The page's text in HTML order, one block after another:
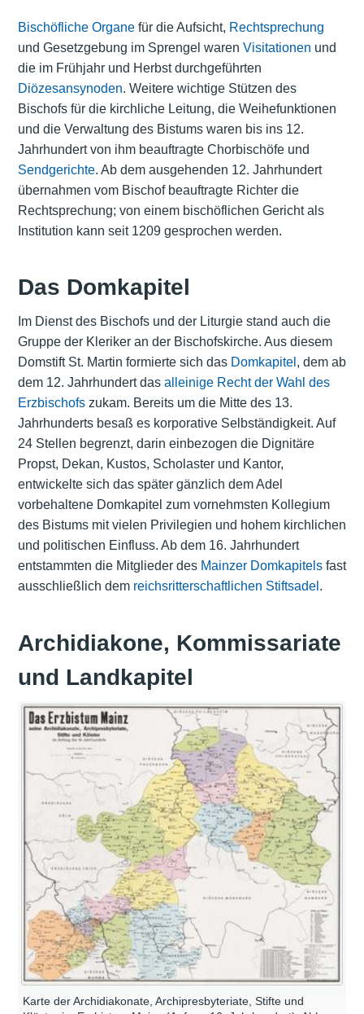
Bischöfliche Organefür die Aufsicht, Rechtsprechung
und Gesetzgebung im Sprengel waren Visitationen und
die im Frühjahr und Herbst durchgeführten
Diözesansynoden. Weitere wichtige Stützen des
Bischofs für die kirchliche Leitung, die Weihefunktionen
und die Verwaltung des Bistums waren bis ins 12.
Jahrhundert von ihm beauftragte Chorbischöfe und
Sendgerichte. Ab dem ausgehenden 12. Jahrhundert
übernahmen vom Bischof beauftragte Richter die
Rechtsprechung; von einem bischöflichen Gericht als
Institution kann seit 1209 gesprochen werden.
Das Domkapitel
Im Dienst des Bischofs und der Liturgie stand auch die
Gruppe der Kleriker an der Bischofskirche. Aus diesem
Domstift St. Martin formierte sich das Domkapitel , dem ab
dem 12. Jahrhundert das alleinige Recht der Wahl des
Erzbischofszukam. Bereits um die Mitte des 13.
Jahrhunderts besaß es korporative Selbständigkeit. Auf
24 Stellen begrenzt, darin einbezogen die Dignitäre
Propst, Dekan, Kustos, Scholaster und Kantor,
entwickelte sich das später gänzlich dem Adel
vorbehaltene Domkapitel zum vornehmsten Kollegium
des Bistums mit vielen Privilegien und hohem kirchlichen
und politischen Einfluss. Ab dem 16. Jahrhundert
entstammten die Mitglieder des Mainzer Domkapitelsfast
ausschließlich dem reichsritterschaftlichen Stiftsadel .
Archidiakone, Kommissariate
und Landkapitel
Karte der Archidiakonate, Archipresbyteriate, Stifte und